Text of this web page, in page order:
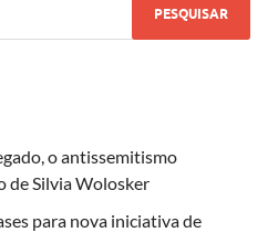
o antissemitismo
de Silvia Wolosker
para nova iniciativa de